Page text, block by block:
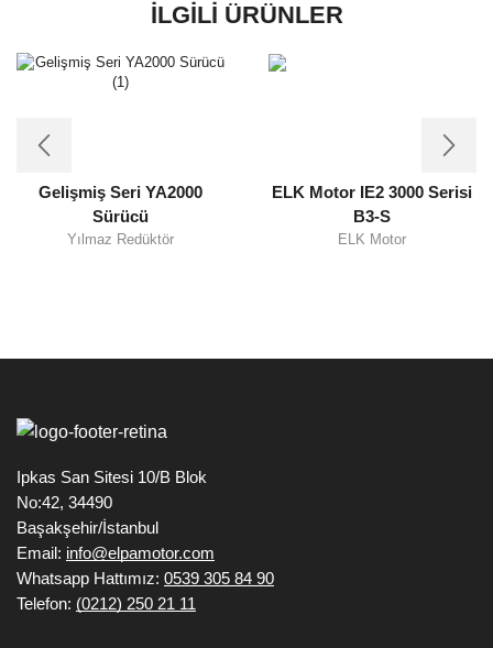
İLGILI ÜRÜNLER
Gelişmiş Seri YA2000
Sürücü
Yılmaz Redüktör
ELK Motor IE2 3000 Serisi
B3-S
ELK Motor
Ipkas San Sitesi 10/B Blok
No:42, 34490
Başakşehir/İstanbul
Email: info@elpamotor.com
Whatsapp Hattımız: 0539 305 84 90
Telefon: (0212) 250 21 11